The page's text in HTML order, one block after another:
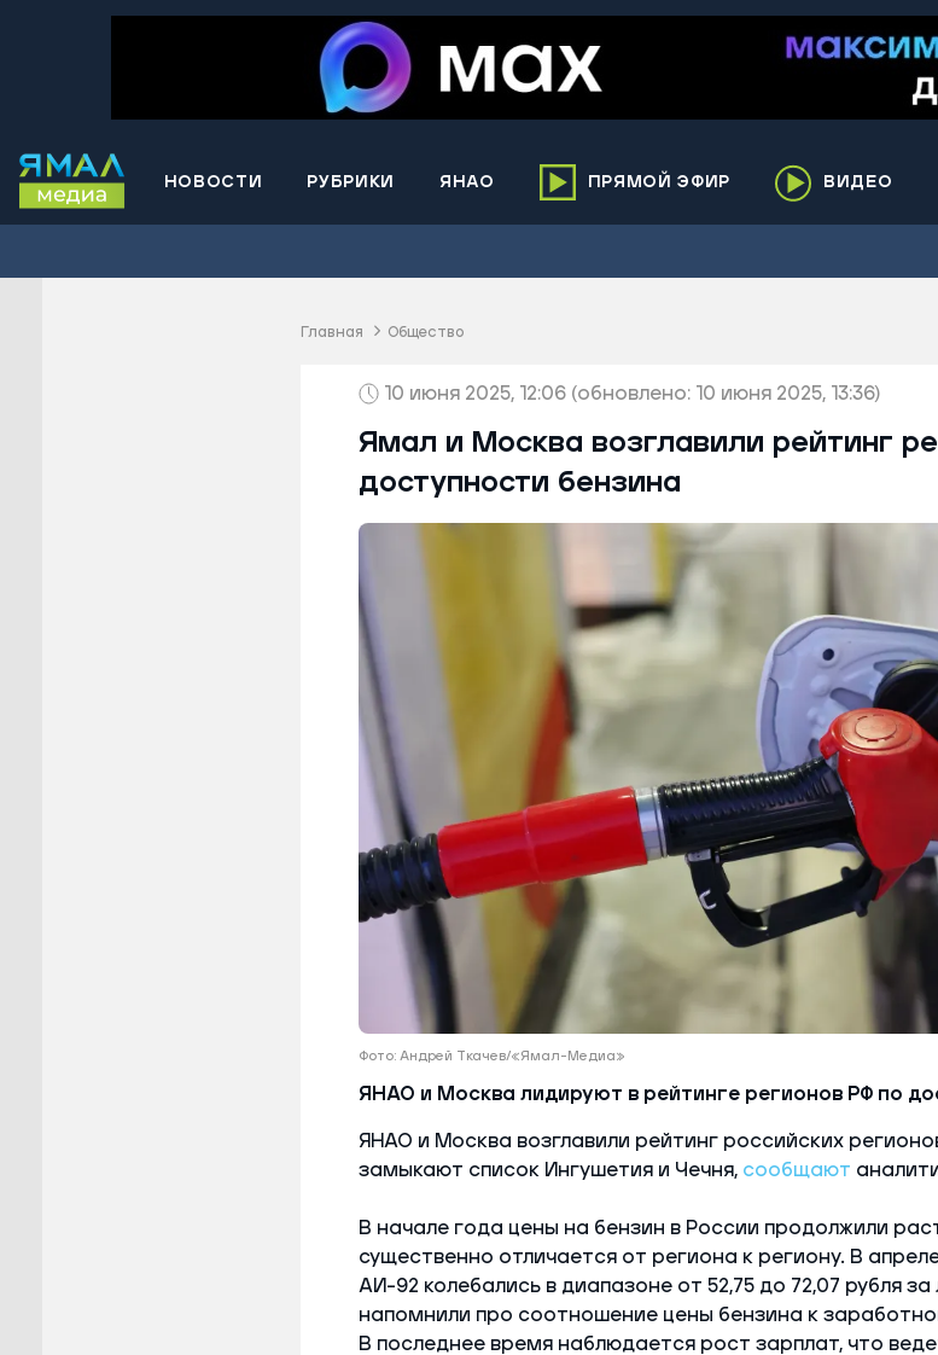
НОВОСТИ РУБРИКИ ЯНАО
район
Муравленко
Новый Уренгой
Тазовский район
ПРЯМОЙ ЭФИР ВИДЕО
Главная Общество
10 июня 2025, 12:06 (обновлено: 10 июня 2025, 13:36)
Ямал и Москва возглавили рейтинг
доступности бензина
Фото: Андрей Ткачев/«Ямал-Медиа»
ЯНАО и Москва лидируют в рейтинге регионов РФ по
ЯНАО и Москва возглавили рейтинг российских
замыкают список Ингушетия и Чечня, сообщают
В начале года цены на бензин в России продолжили
существенно отличается от региона к региону. В
АИ-92 колебались в диапазоне от 52,75 до 72,07 рубля
напомнили про соотношение цены бензина к
В последнее время наблюдается рост зарплат, что